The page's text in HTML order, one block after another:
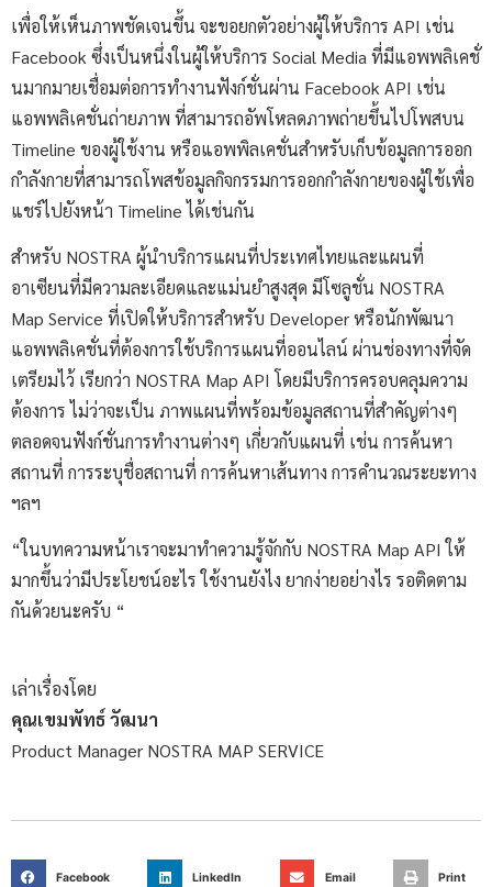
เพื่อให้เห็นภาพชัดเจนขึ้น จะขอยกตัวอย่างผู้ให้บริการ API เช่น
Facebook ซึ่งเป็นหนึ่งในผู้ให้บริการ Social Media ที่มีแอพพลิเคชั่
นมากมายเชื่อมต่อการทำงานฟังก์ชั่นผ่าน Facebook API เช่น
แอพพลิเคชั่นถ่ายภาพ ที่สามารถอัพโหลดภาพถ่ายขึ้นไปโพสบน
Timeline ของผู้ใช้งาน หรือแอพพิลเคชั่นสำหรับเก็บข้อมูลการออก
กำลังกายที่สามารถโพสข้อมูลกิจกรรมการออกกำลังกายของผู้ใช้เพื่อ
แชร์ไปยังหน้า Timeline ได้เช่นกัน
สำหรับ NOSTRA ผู้นำบริการแผนที่ประเทศไทยและแผนที่
อาเซียนที่มีความละเอียดและแม่นยำสูงสุด มีโซลูชั่น NOSTRA
Map Service ที่เปิดให้บริการสำหรับ Developer หรือนักพัฒนา
แอพพลิเคชั่นที่ต้องการใช้บริการแผนที่ออนไลน์ ผ่านช่องทางที่จัด
เตรียมไว้ เรียกว่า NOSTRA Map API โดยมีบริการครอบคลุมความ
ต้องการ ไม่ว่าจะเป็น ภาพแผนที่พร้อมข้อมูลสถานที่สำคัญต่างๆ
ตลอดจนฟังก์ชั่นการทำงานต่างๆ เกี่ยวกับแผนที่ เช่น การค้นหา
สถานที่ การระบุชื่อสถานที่ การค้นหาเส้นทาง การคำนวณระยะทาง
ฯลฯ
“ในบทความหน้าเราจะมาทำความรู้จักกับ NOSTRA Map API ให้
มากขึ้นว่ามีประโยชน์อะไร ใช้งานยังไง ยากง่ายอย่างไร รอติดตาม
กันด้วยนะครับ “
เล่าเรื่องโดย
คุณเขมพัทธ์ วัฒนา
Product Manager NOSTRA MAP SERVICE
Facebook LinkedIn Email Print